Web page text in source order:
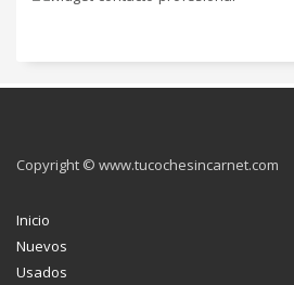
Copyright © www.tucochesincarnet.com
Inicio
Nuevos
Usados